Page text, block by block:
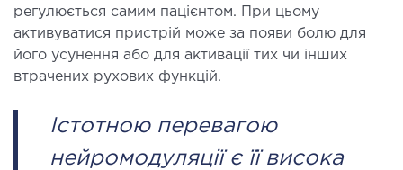
лікування хропіння
хірургія обличчя
хірургія тіла
І ДЕРМАТОЛОГІЯ
регулюється самим пацієнтом. При цьому
активуватися пристрій може за появи болю для
його усунення або для активації тих чи інших
втрачених рухових функцій.
Істотною перевагою
нейромодуляції є її висока